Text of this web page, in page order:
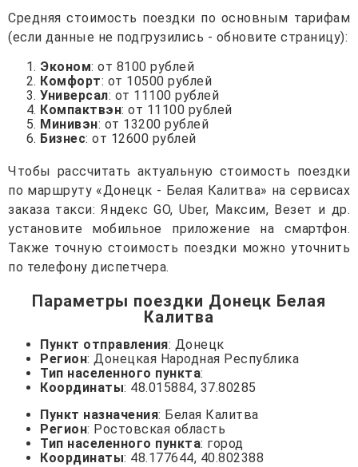
Средняя стоимость поездки по основным тарифам
(если данные не подгрузились - обновите страницу):
Эконом: от 8100 рублей
Комфорт: от 10500 рублей
Универсал: от 11100 рублей
Компактвэн: от 11100 рублей
Минивэн: от 13200 рублей
Бизнес: от 12600 рублей
Чтобы рассчитать актуальную стоимость поездки
по маршруту «Донецк - Белая Калитва» на сервисах
заказа такси: Яндекс GO, Uber, Максим, Везет и др.
установите мобильное приложение на смартфон.
Также точную стоимость поездки можно уточнить
по телефону диспетчера.
Параметры поездки Донецк Белая
Калитва
Пункт отправления: Донецк
Регион: Донецкая Народная Республика
Тип населенного пункта:
Координаты: 48.015884, 37.80285
Пункт назначения: Белая Калитва
Регион: Ростовская область
Тип населенного пункта: город
Координаты: 48.177644, 40.802388